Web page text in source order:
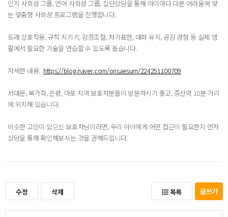
인지 사회성 그룹, 언어 사회성 그룹, 집단상담을 통해 아이마다 다른 어려움에 맞
는 맞춤형 사회성 프로그램을 진행합니다.
또래 상호작용, 규칙 지키기, 감정조절, 자기표현, 대화 유지, 공감 경험 등 실제 생
활에서 필요한 기술을 연습할 수 있도록 돕습니다.
자세한 내용: https://blog.naver.com/onsaesum/224251100709
서대문, 북가좌, 은평, 마포 지역 보호자분들이 방문하시기 좋고, 증산역 10분 거리
에 위치해 있습니다.
비슷한 고민이 있으신 보호자님이라면, 우리 아이에게 어떤 접근이 필요한지 먼저
상담을 통해 확인해보시는 것을 권해드립니다.
수정 삭제 목록 글쓰기